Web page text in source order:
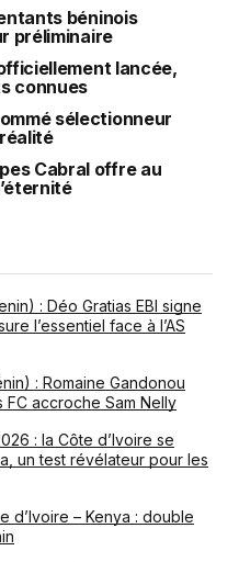
béninois
préliminaire
lancée,
connues
sélectionneur
Cabral offre au
: Déo Gratias EBI signe
l’essentiel face à l’AS
: Romaine Gandonou
accroche Sam Nelly
: la Côte d’Ivoire se
un test révélateur pour les
d’Ivoire – Kenya : double